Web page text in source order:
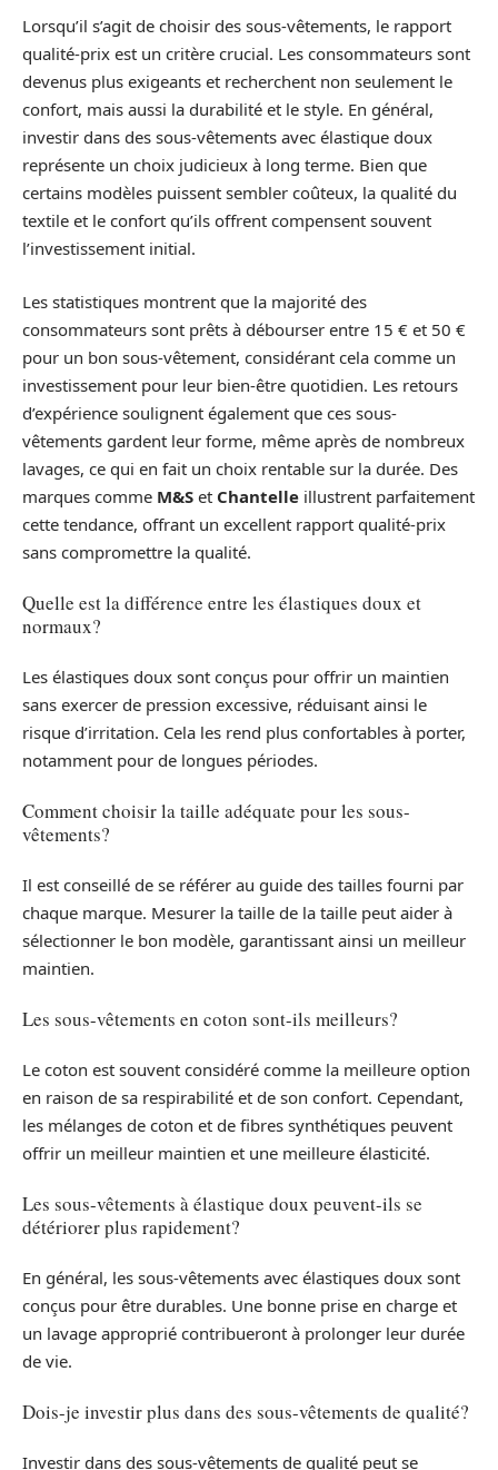
Lorsqu’il s’agit de choisir des sous-vêtements, le rapport
qualité-prix est un critère crucial. Les consommateurs sont
devenus plus exigeants et recherchent non seulement le
confort, mais aussi la durabilité et le style. En général,
investir dans des sous-vêtements avec élastique doux
représente un choix judicieux à long terme. Bien que
certains modèles puissent sembler coûteux, la qualité du
textile et le confort qu’ils offrent compensent souvent
l’investissement initial.
Les statistiques montrent que la majorité des
consommateurs sont prêts à débourser entre 15 € et 50 €
pour un bon sous-vêtement, considérant cela comme un
investissement pour leur bien-être quotidien. Les retours
d’expérience soulignent également que ces sous-
vêtements gardent leur forme, même après de nombreux
lavages, ce qui en fait un choix rentable sur la durée. Des
marques comme M&S et Chantelle illustrent parfaitement
cette tendance, offrant un excellent rapport qualité-prix
sans compromettre la qualité.
Quelle est la différence entre les élastiques doux et
normaux?
Les élastiques doux sont conçus pour offrir un maintien
sans exercer de pression excessive, réduisant ainsi le
risque d’irritation. Cela les rend plus confortables à porter,
notamment pour de longues périodes.
Comment choisir la taille adéquate pour les sous-
vêtements?
Il est conseillé de se référer au guide des tailles fourni par
chaque marque. Mesurer la taille de la taille peut aider à
sélectionner le bon modèle, garantissant ainsi un meilleur
maintien.
Les sous-vêtements en coton sont-ils meilleurs?
Le coton est souvent considéré comme la meilleure option
en raison de sa respirabilité et de son confort. Cependant,
les mélanges de coton et de fibres synthétiques peuvent
offrir un meilleur maintien et une meilleure élasticité.
Les sous-vêtements à élastique doux peuvent-ils se
détériorer plus rapidement?
En général, les sous-vêtements avec élastiques doux sont
conçus pour être durables. Une bonne prise en charge et
un lavage approprié contribueront à prolonger leur durée
de vie.
Dois-je investir plus dans des sous-vêtements de qualité?
Investir dans des sous-vêtements de qualité peut se